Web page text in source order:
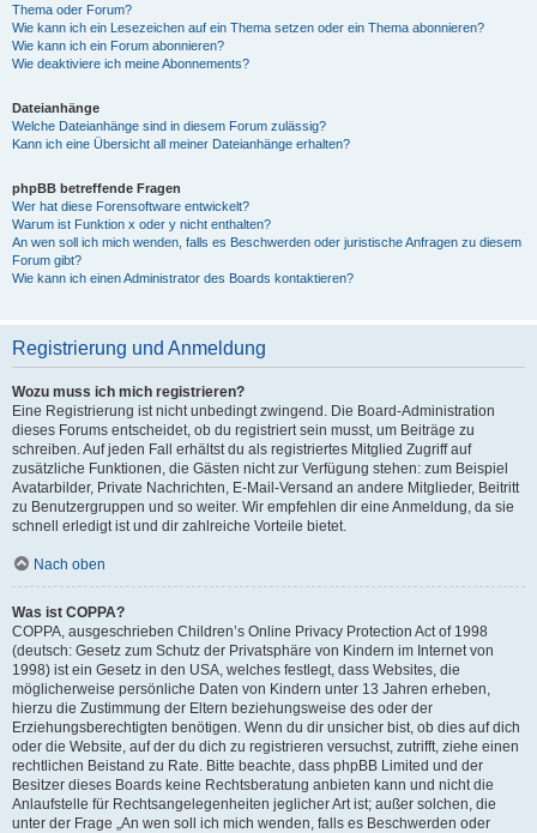
Thema oder Forum?
Wie kann ich ein Lesezeichen auf ein Thema setzen oder ein Thema abonnieren?
Wie kann ich ein Forum abonnieren?
Wie deaktiviere ich meine Abonnements?
Dateianhänge
Welche Dateianhänge sind in diesem Forum zulässig?
Kann ich eine Übersicht all meiner Dateianhänge erhalten?
phpBB betreffende Fragen
Wer hat diese Forensoftware entwickelt?
Warum ist Funktion x oder y nicht enthalten?
An wen soll ich mich wenden, falls es Beschwerden oder juristische Anfragen zu diesem
Forum gibt?
Wie kann ich einen Administrator des Boards kontaktieren?
Registrierung und Anmeldung
Wozu muss ich mich registrieren?
Eine Registrierung ist nicht unbedingt zwingend. Die Board-Administration
dieses Forums entscheidet, ob du registriert sein musst, um Beiträge zu
schreiben. Auf jeden Fall erhältst du als registriertes Mitglied Zugriff auf
zusätzliche Funktionen, die Gästen nicht zur Verfügung stehen: zum Beispiel
Avatarbilder, Private Nachrichten, E-Mail-Versand an andere Mitglieder, Beitritt
zu Benutzergruppen und so weiter. Wir empfehlen dir eine Anmeldung, da sie
schnell erledigt ist und dir zahlreiche Vorteile bietet.
Nach oben
Was ist COPPA?
COPPA, ausgeschrieben Children’s Online Privacy Protection Act of 1998
(deutsch: Gesetz zum Schutz der Privatsphäre von Kindern im Internet von
1998) ist ein Gesetz in den USA, welches festlegt, dass Websites, die
möglicherweise persönliche Daten von Kindern unter 13 Jahren erheben,
hierzu die Zustimmung der Eltern beziehungsweise des oder der
Erziehungsberechtigten benötigen. Wenn du dir unsicher bist, ob dies auf dich
oder die Website, auf der du dich zu registrieren versuchst, zutrifft, ziehe einen
rechtlichen Beistand zu Rate. Bitte beachte, dass phpBB Limited und der
Besitzer dieses Boards keine Rechtsberatung anbieten kann und nicht die
Anlaufstelle für Rechtsangelegenheiten jeglicher Art ist; außer solchen, die
unter der Frage „An wen soll ich mich wenden, falls es Beschwerden oder